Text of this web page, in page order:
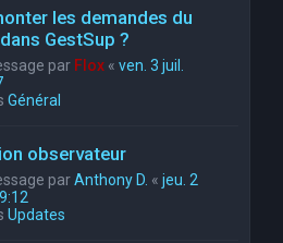
les demandes du
GestSup ?
par Flox « ven. 3 juil.
Général
observateur
parAnthony D. « jeu. 2
Updates